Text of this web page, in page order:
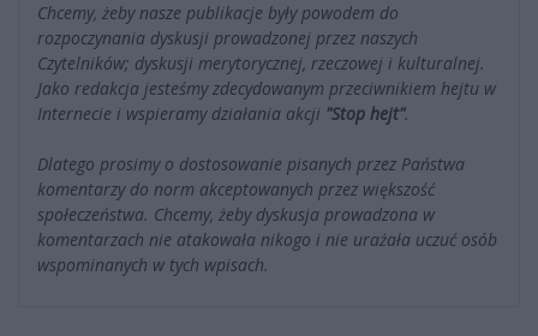
Chcemy, żeby nasze publikacje były powodem do
rozpoczynania dyskusji prowadzonej przez naszych
Czytelników; dyskusji merytorycznej, rzeczowej i kulturalnej.
Jako redakcja jesteśmy zdecydowanym przeciwnikiem hejtu w
Internecie i wspieramy działania akcji "Stop hejt".
Dlatego prosimy o dostosowanie pisanych przez Państwa
komentarzy do norm akceptowanych przez większość
społeczeństwa. Chcemy, żeby dyskusja prowadzona w
komentarzach nie atakowała nikogo i nie urażała uczuć osób
wspominanych w tych wpisach.